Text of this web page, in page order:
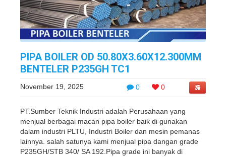
PIPA BOILER OD 50.80X3.60X12.300MM
BENTELER P235GH TC1
0 0
November 19, 2025
PT.Sumber Teknik Industri adalah Perusahaan yang
menjual berbagai macan pipa boiler baik di gunakan
dalam industri PLTU, Industri Boiler dan mesin pemanas
lainnya. salah satunya kami menjual pipa dangan grade
P235GH/STB 340/ SA 192.Pipa grade ini banyak di